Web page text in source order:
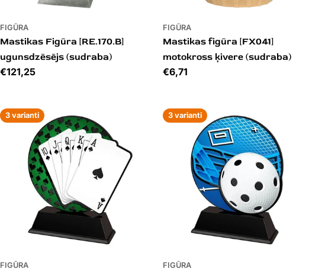
FIGŪRA
Mastikas Figūra [RE.170.B]
ugunsdzēsējs (sudraba)
Cena
€121,25
FIGŪRA
Mastikas figūra [FX041]
motokross ķivere (sudraba)
Cena
€6,71
3 varianti
FIGŪRA
3 varianti
FIGŪRA